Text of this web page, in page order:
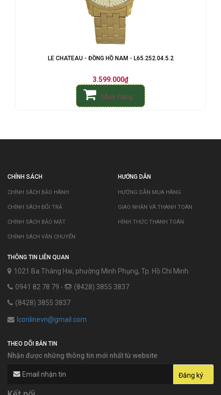
LE CHATEAU - ĐỒNG HỒ NAM - L65.252.04.5.2
3.599.000₫
Mua hàng
CHÍNH SÁCH
CHÍNH SÁCH BẢO HÀNH
CHÍNH SÁCH ĐỔI TRẢ
CHÍNH SÁCH BẢO MẬT
CHÍNH SÁCH VẬN CHUYỂN
HƯỚNG DẪN
HƯỚNG DẪN MUA HÀNG
GIAO NHẬN VÀ THANH TOÁN
HÌNH THỨC THANH TOÁN
THÔNG TIN LIÊN QUAN
1021 Ba Tháng Hai, phường Minh Phụng, Tp. Hồ Chí Minh.
0941 82 78 79 -
(8428) 3855 3837
(8428) 3855 3837
lconlinevn@gmail.com
THEO DÕI BẢN TIN
Nhận được những thông tin mới nhất từ website